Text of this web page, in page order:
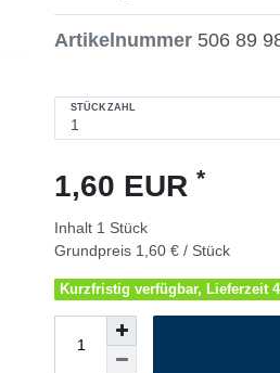
Artikelnummer 506 89
STÜCKZAHL
1,60 EUR *
Inhalt 1 Stück
Grundpreis 1,60 € / Stück
Kurzfristig verfügbar, Lieferzeit